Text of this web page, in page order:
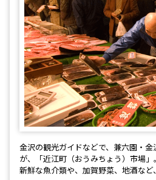
金沢の観光ガイドなどで、兼六園・
が、「近江町（おうみちょう）市場
新鮮な魚介類や、加賀野菜、地酒など